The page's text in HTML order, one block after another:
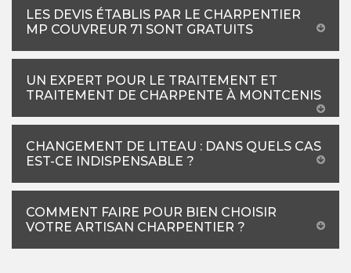
LES DEVIS ÉTABLIS PAR LE CHARPENTIER
MP COUVREUR 71 SONT GRATUITS
UN EXPERT POUR LE TRAITEMENT ET
TRAITEMENT DE CHARPENTE À MONTCENIS
CHANGEMENT DE LITEAU : DANS QUELS CAS
EST-CE INDISPENSABLE ?
COMMENT FAIRE POUR BIEN CHOISIR
VOTRE ARTISAN CHARPENTIER ?